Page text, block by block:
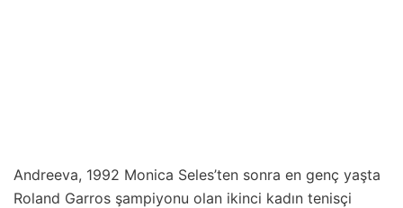
Andreeva, 1992 Monica Seles’ten sonra en genç yaşta
Roland Garros şampiyonu olan ikinci kadın tenisçi